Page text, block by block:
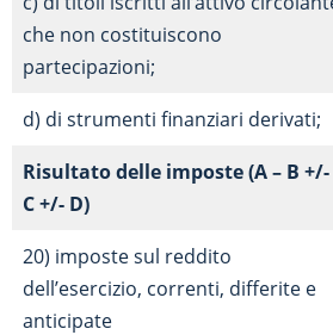
che non costituiscono
partecipazioni;
d) di strumenti finanziari derivati;
Risultato delle imposte (A – B +/-
C +/- D)
20) imposte sul reddito
dell’esercizio, correnti, differite e
anticipate